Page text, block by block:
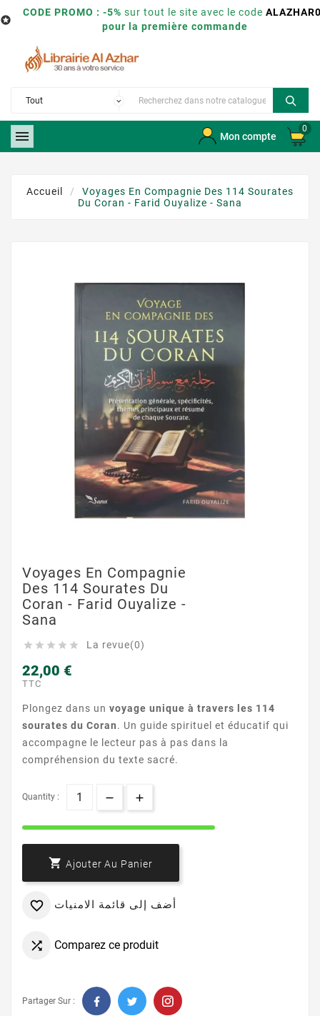

CODE PROMO : -5% sur tout le site avec le code
pour la première commande
 Mon compte
0
Accueil
Voyages En Compagnie Des 114 Sourates
Du Coran - Farid Ouyalize - Sana
Voyages En Compagnie
Des 114 Sourates Du
Coran - Farid Ouyalize -
Sana
     La revue(0)
22,00 €
TTC
Plongez dans un voyage unique à travers les 114
sourates du Coran. Un guide spirituel et éducatif qui
accompagne le lecteur pas à pas dans la
compréhension du texte sacré.
Quantity :
 Ajouter Au Panier
 أضف إلى قائمة الامنيات
 Comparez ce produit
Partager Sur :